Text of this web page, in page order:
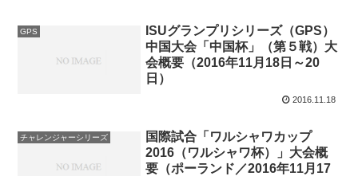
GPS
ISUグランプリシリーズ（GPS）
中国大会「中国杯」（第５戦）大
会概要（2016年11月18日～20
日）
2016.11.18
チャレンジャーシリーズ
国際試合「ワルシャワカップ
2016（ワルシャワ杯）」大会概
要（ポーランド／2016年11月17